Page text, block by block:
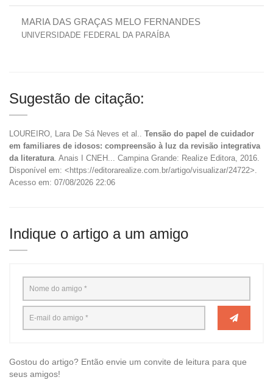
MARIA DAS GRAÇAS MELO FERNANDES
UNIVERSIDADE FEDERAL DA PARAÍBA
Sugestão de citação:
LOUREIRO, Lara De Sá Neves et al.. Tensão do papel de cuidador
em familiares de idosos: compreensão à luz da revisão integrativa
da literatura . Anais I CNEH... Campina Grande: Realize Editora, 2016.
Disponível em: <https://editorarealize.com.br/artigo/visualizar/24722>.
Acesso em: 07/08/2026 22:06
Indique o artigo a um amigo
Gostou do artigo? Então envie um convite de leitura para que
seus amigos!